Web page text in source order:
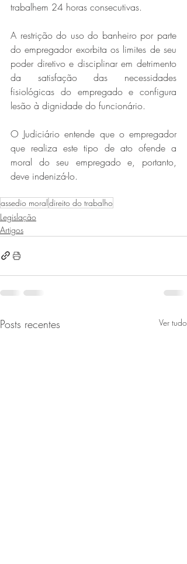
trabalhem 24 horas consecutivas.
A restrição do uso do banheiro por parte
do empregador exorbita os limites de seu
poder diretivo e disciplinar em detrimento
da satisfação das necessidades
fisiológicas do empregado e configura
lesão à dignidade do funcionário.
O Judiciário entende que o empregador
que realiza este tipo de ato ofende a
moral do seu empregado e, portanto,
deve indenizá-lo.
assedio moraldireito do trabalho
Legislação
Artigos
Posts recentes Ver tudo